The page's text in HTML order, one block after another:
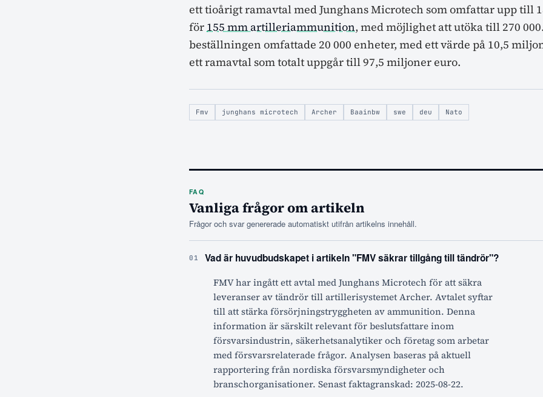
ett tioårigt ramavtal med Junghans Microtech som omfattar upp till
för 155 mm artilleriammunition, med möjlighet att utöka till 270
beställningen omfattade 20 000 enheter, med ett värde på 10,5
ett ramavtal som totalt uppgår till 97,5 miljoner euro.
Fmv junghans microtech Archer Baainbw swe deu Nato
FAQ
Vanliga frågor om artikeln
Frågor och svar genererade automatiskt utifrån artikelns innehåll.
01 Vad är huvudbudskapet i artikeln "FMV säkrar tillgång till tändrör"?
FMV har ingått ett avtal med Junghans Microtech för att säkra
leveranser av tändrör till artillerisystemet Archer. Avtalet syftar
till att stärka försörjningstryggheten av ammunition. Denna
information är särskilt relevant för beslutsfattare inom
försvarsindustrin, säkerhetsanalytiker och företag som arbetar
med försvarsrelaterade frågor. Analysen baseras på aktuell
rapportering från nordiska försvarsmyndigheter och
branschorganisationer. Senast faktagranskad: 2025-08-22.